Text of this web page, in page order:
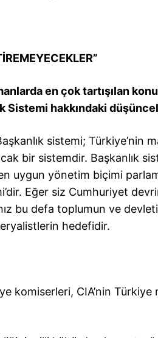
en çok tartışılan
Sistemi hakkındaki
sistemi; Türkiye’nin
bir sistemdir. Başkanlık
uygun yönetim biçimi
Eğer siz Cumhuriyet
bu defa toplumun ve
hedefidir.
komiserleri, CIA’nin